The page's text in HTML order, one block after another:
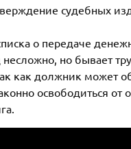
судебных
о передаче
несложно, но бывает
как должник может
освободиться от